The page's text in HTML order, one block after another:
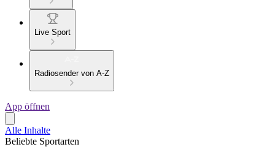
Live Sport
Radiosender von A-Z
App öffnen
Alle Inhalte
Beliebte Sportarten